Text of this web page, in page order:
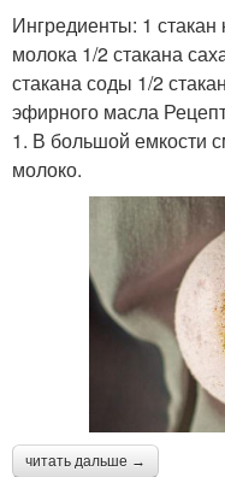
Ингредиенты: 1 стакан
молока 1/2 стакана
стакана соды 1/2
эфирного масла
1. В большой емкости
молоко.
читать дальше →